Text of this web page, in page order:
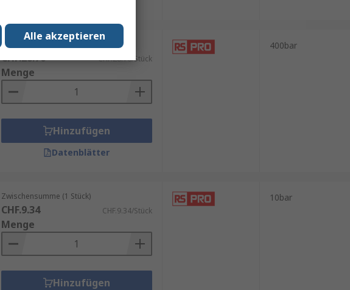
Zwischensumme (1 Stück)
CHF.28.76 CHF.28.76/Stück
Menge
Hinzufügen
Datenblätter
400bar
Zwischensumme (1 Stück)
CHF.9.34 CHF.9.34/Stück
Menge
Hinzufügen
10bar
Alle akzeptieren